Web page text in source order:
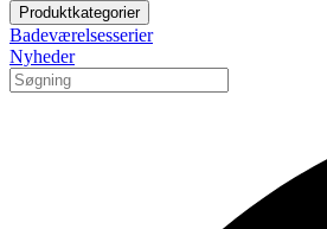
Produktkategorier
Badeværelsesserier
Nyheder